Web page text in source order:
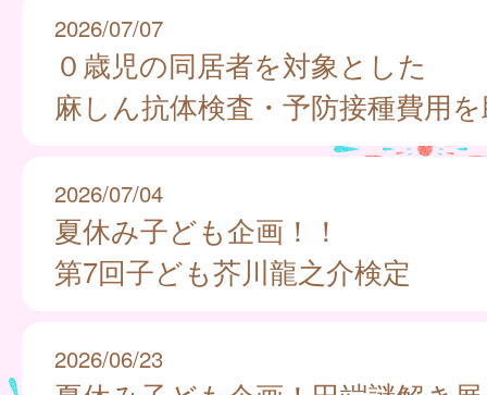
2026/07/07
０歳児の同居者を対象とした
麻しん抗体検査・予防接種費用
2026/07/04
夏休み子ども企画！！
第7回子ども芥川龍之介検定
2026/06/23